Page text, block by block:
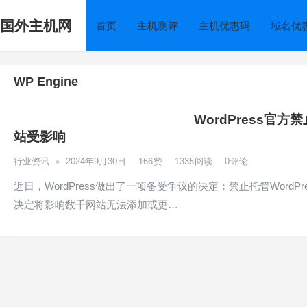
国外主机网 首页 主机测评 主机优惠码 域名优
WP Engine
WordPress官方禁
站受影响
行业资讯 • 2024年9月30日 166赞 1335阅读 0评论
近日，WordPress做出了一项备受争议的决定：禁止托管
决定将影响数千网站无法添加或更…